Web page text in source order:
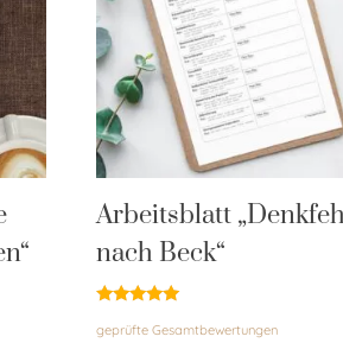
Arbeitsblatt
nach Beck“
mit
geprüfte Gesamtbewertungen